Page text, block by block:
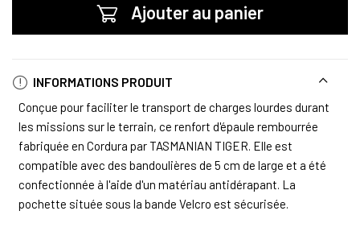
Ajouter au panier
INFORMATIONS PRODUIT
Conçue pour faciliter le transport de charges lourdes durant
les missions sur le terrain, ce renfort d'épaule rembourrée
fabriquée en Cordura par TASMANIAN TIGER. Elle est
compatible avec des bandoulières de 5 cm de large et a été
confectionnée à l'aide d'un matériau antidérapant. La
pochette située sous la bande Velcro est sécurisée.